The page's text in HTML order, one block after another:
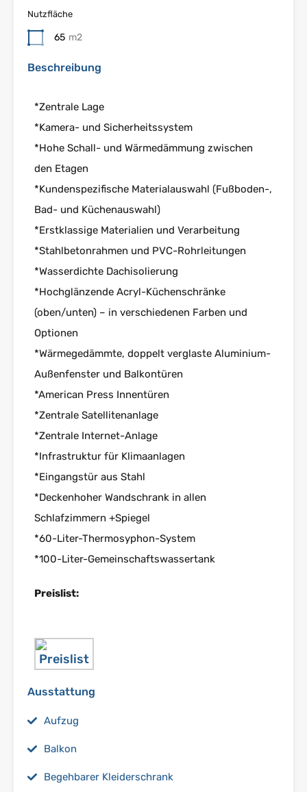
Nutzfläche
65 m2
Beschreibung
*Zentrale Lage
*Kamera- und Sicherheitssystem
*Hohe Schall- und Wärmedämmung zwischen
den Etagen
*Kundenspezifische Materialauswahl (Fußboden-,
Bad- und Küchenauswahl)
*Erstklassige Materialien und Verarbeitung
*Stahlbetonrahmen und PVC-Rohrleitungen
*Wasserdichte Dachisolierung
*Hochglänzende Acryl-Küchenschränke
(oben/unten) – in verschiedenen Farben und
Optionen
*Wärmegedämmte, doppelt verglaste Aluminium-
Außenfenster und Balkontüren
*American Press Innentüren
*Zentrale Satellitenanlage
*Zentrale Internet-Anlage
*Infrastruktur für Klimaanlagen
*Eingangstür aus Stahl
*Deckenhoher Wandschrank in allen
Schlafzimmern +Spiegel
*60-Liter-Thermosyphon-System
*100-Liter-Gemeinschaftswassertank
Preislist:
Ausstattung
Aufzug
Balkon
Begehbarer Kleiderschrank